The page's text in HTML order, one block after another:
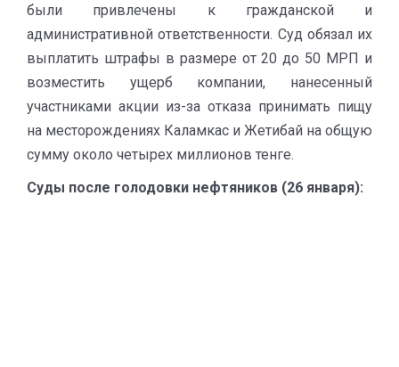
были привлечены к гражданской и
административной ответственности. Суд обязал их
выплатить штрафы в размере от 20 до 50 МРП и
возместить ущерб компании, нанесенный
участниками акции из-за отказа принимать пищу
на месторождениях Каламкас и Жетибай на общую
сумму около четырех миллионов тенге.
Суды после голодовки нефтяников (26 января):